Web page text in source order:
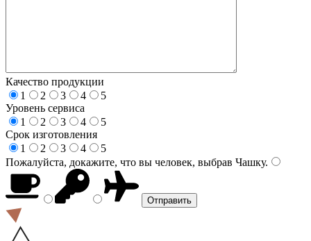
Качество продукции
1
2 3 4
5
Уровень сервиса
1
2 3 4
5
Срок изготовления
1
2 3 4
5
Пожалуйста, докажите, что вы человек, выбрав Чашку.